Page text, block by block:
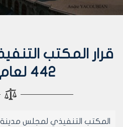
قرار المكتب
442 لعام 2020
المكتب التنفيذي لمجلس